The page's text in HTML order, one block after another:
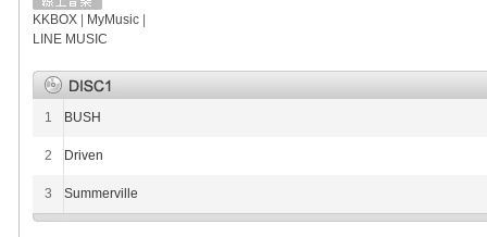
KKBOX MyMusic
LINE MUSIC
1 BUSH
2 Driven
3 Summerville